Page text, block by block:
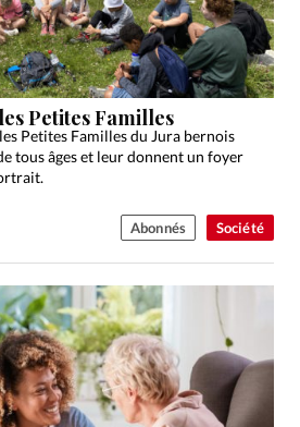
Société
Petites Familles
Petites Familles du Jura bernois
tous âges et leur donnent un foyer
Abonnés